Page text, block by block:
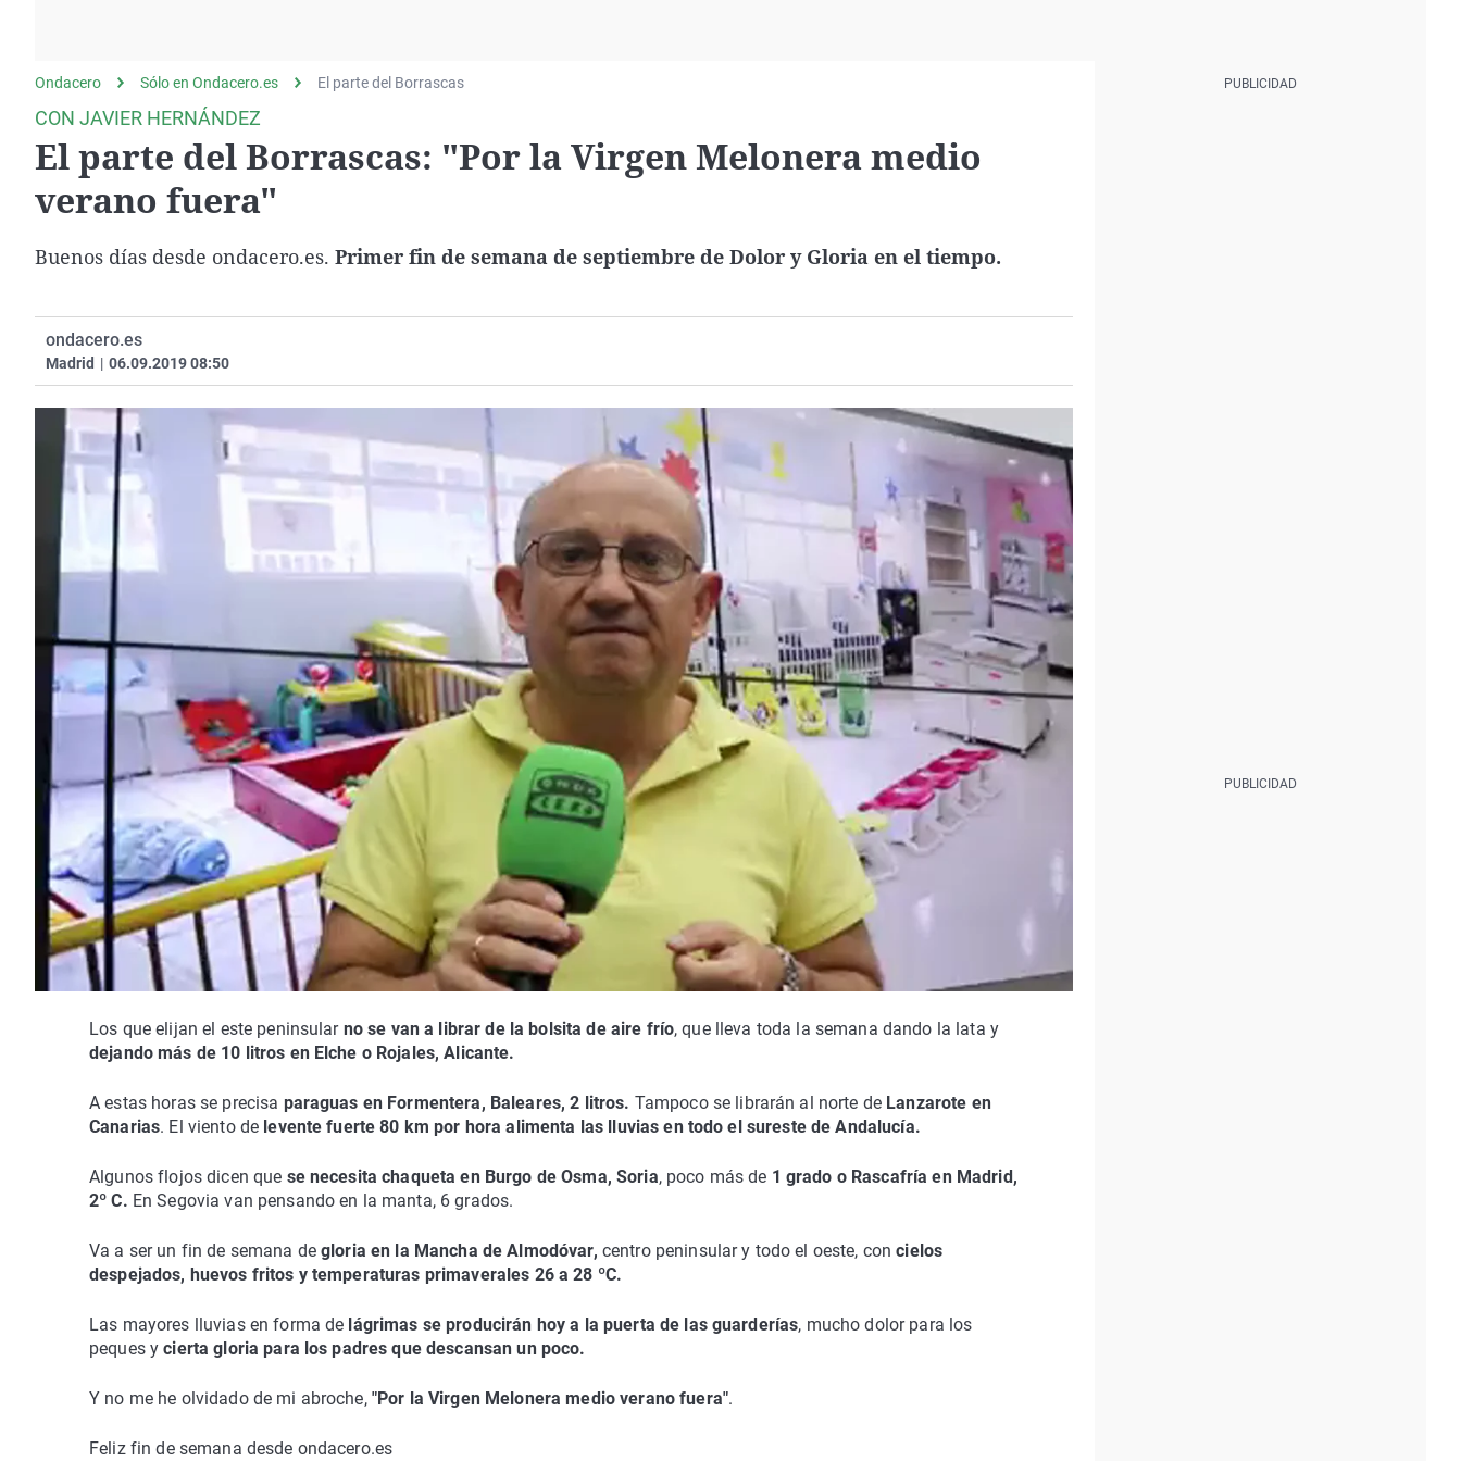
Como el perro y el
gato
Equipo de investigación
La Rioja
País Vasco
Ondacero Sólo en Ondacero.es El parte del Borrascas
CON JAVIER HERNÁNDEZ
El parte del Borrascas: "Por la Virgen Melonera medio
verano fuera"
Buenos días desde ondacero.es. Primer fin de semana de septiembre de Dolor y Gloria en el tiempo.
ondacero.es
Madrid | 06.09.2019 08:50
Los que elijan el este peninsular no se van a librar de la bolsita de aire frío, que lleva toda la semana dando la lata y
dejando más de 10 litros en Elche o Rojales, Alicante.
A estas horas se precisa paraguas en Formentera, Baleares, 2 litros. Tampoco se librarán al norte de Lanzarote en
Canarias. El viento de levente fuerte 80 km por hora alimenta las lluvias en todo el sureste de Andalucía.
Algunos flojos dicen que se necesita chaqueta en Burgo de Osma, Soria, poco más de 1 grado o Rascafría en Madrid,
2º C. En Segovia van pensando en la manta, 6 grados.
Va a ser un fin de semana degloria en la Mancha de Almodóvar, centro peninsular y todo el oeste, con cielos
despejados, huevos fritos y temperaturas primaverales 26 a 28 ºC.
Las mayores lluvias en forma de lágrimas se producirán hoy a la puerta de las guarderías, mucho dolor para los
peques ycierta gloria para los padres que descansan un poco.
Y no me he olvidado de mi abroche, "Por la Virgen Melonera medio verano fuera".
Feliz fin de semana desde ondacero.es